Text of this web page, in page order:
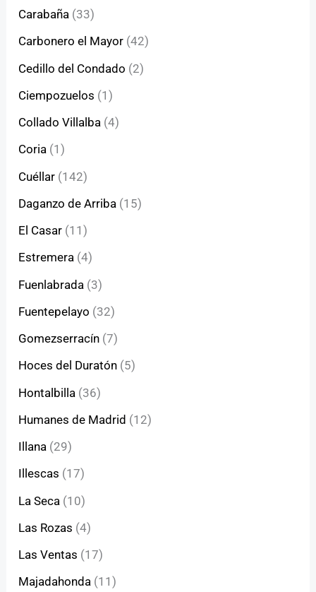
Carabaña (33)
Carbonero el Mayor (42)
Cedillo del Condado (2)
Ciempozuelos (1)
Collado Villalba (4)
Coria (1)
Cuéllar (142)
Daganzo de Arriba (15)
El Casar (11)
Estremera (4)
Fuenlabrada (3)
Fuentepelayo (32)
Gomezserracín (7)
Hoces del Duratón (5)
Hontalbilla (36)
Humanes de Madrid (12)
Illana (29)
Illescas (17)
La Seca (10)
Las Rozas (4)
Las Ventas (17)
Majadahonda (11)